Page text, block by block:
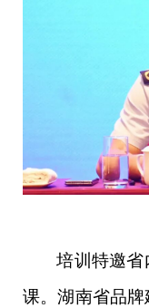
培训特邀省
课。湖南省品